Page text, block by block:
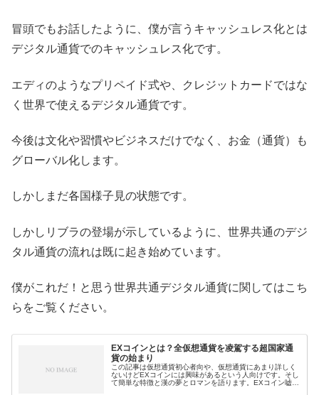
冒頭でもお話したように、僕が言うキャッシュレス化とは
デジタル通貨でのキャッシュレス化です。
エディのようなプリペイド式や、クレジットカードではな
く世界で使えるデジタル通貨です。
今後は文化や習慣やビジネスだけでなく、お金（通貨）も
グローバル化します。
しかしまだ各国様子見の状態です。
しかしリブラの登場が示しているように、世界共通のデジ
タル通貨の流れは既に起き始めています。
僕がこれだ！と思う世界共通デジタル通貨に関してはこち
らをご覧ください。
EXコインとは？全仮想通貨を凌駕する超国家通
貨の始まり
この記事は仮想通貨初心者向や、仮想通貨にあまり詳しく
ないけどEXコインには興味があるという人向けです。そし
て簡単な特徴と漢の夢とロマンを語ります。EXコイン嘘の